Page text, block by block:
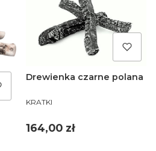
Drewienka czarne polana
PRODUCENT
KRATKI
Cena
164,00 zł